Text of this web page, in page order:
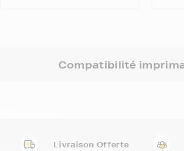
Compatibilité
Livraison Offerte